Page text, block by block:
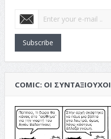
Subscribe
COMIC: ΟΙ ΣΥΝΤΑΞΙΟΎΧΟΙ